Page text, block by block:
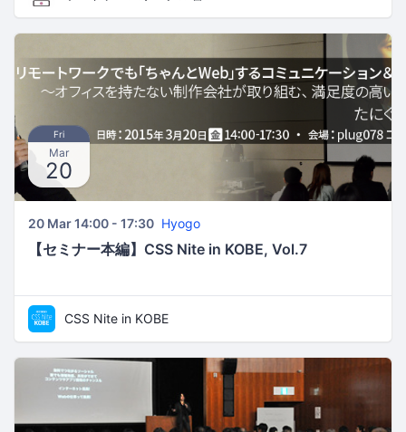
Fri
Mar
20
20 Mar 14:00 - 17:30 Hyogo
【セミナー本編】CSS Nite in KOBE, Vol.7
CSS Nite in KOBE